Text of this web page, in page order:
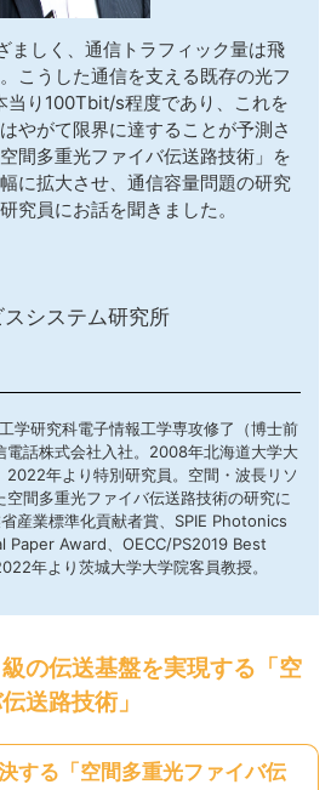
ましく、通信トラフィック量は飛
こうした通信を支える既存の光フ
当り100Tbit/s程度であり、これを
やがて限界に達することが予測さ
間多重光ファイバ伝送路技術」を
に拡大させ、通信容量問題の研究
究員にお話を聞きました。
システム研究所
学研究科電子情報工学専攻修了（博士前
電話株式会社入社。2008年北海道大学大
2022年より特別研究員。空間・波長リソ
間多重光ファイバ伝送路技術の研究に
産業標準化貢献者賞、SPIE Photonics
Paper Award、OECC/PS2019 Best
年より茨城大学大学院客員教授。
の伝送基盤を実現する「空
送路技術」
する「空間多重光ファイバ伝